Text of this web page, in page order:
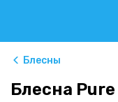
Блесны
Блесна